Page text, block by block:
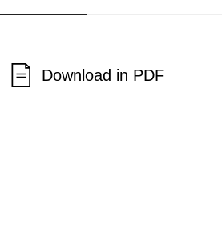
Download in PDF